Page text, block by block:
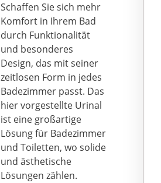
Schaffen Sie sich mehr
Komfort in Ihrem Bad
durch Funktionalität
und besonderes
Design, das mit seiner
zeitlosen Form in jedes
Badezimmer passt. Das
hier vorgestellte Urinal
ist eine großartige
Lösung für Badezimmer
und Toiletten, wo solide
und ästhetische
Lösungen zählen.